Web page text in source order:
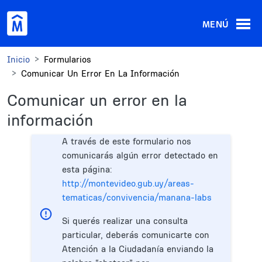
MENÚ
Inicio
Formularios
Comunicar Un Error En La Información
Comunicar un error en la
información
A través de este formulario nos
comunicarás algún error detectado en
esta página:
http://montevideo.gub.uy/areas-
tematicas/convivencia/manana-labs
Si querés realizar una consulta
particular, deberás comunicarte con
Atención a la Ciudadanía enviando la